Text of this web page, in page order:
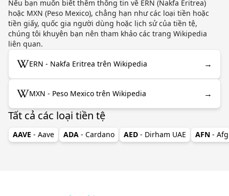
Nếu bạn muốn biết thêm thông tin về ERN (Nakfa Eritrea)
hoặc MXN (Peso Mexico), chẳng hạn như các loại tiền hoặc
tiền giấy, quốc gia người dùng hoặc lịch sử của tiền tệ,
chúng tôi khuyên bạn nên tham khảo các trang Wikipedia
liên quan.
ERN - Nakfa Eritrea trên Wikipedia →
MXN - Peso Mexico trên Wikipedia →
Tất cả các loại tiền tệ
AAVE - Aave ADA - Cardano AED - Dirham UAE AFN -